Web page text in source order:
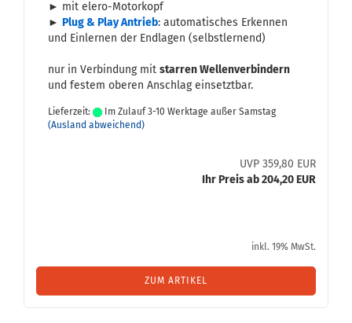
► mit elero-​Motorkopf
► Plug & Play An­trieb: au­to­ma­ti­sches Er­ken­nen
und Ein­ler­nen der End­la­gen (selbst­ler­nend)
nur in Ver­bin­dung mit star­ren Wel­len­ver­bin­dern
und fes­tem obe­ren An­schlag ein­setzt­bar.
Lieferzeit:
Im Zulauf 3-10 Werktage außer Samstag
(Ausland abweichend)
UVP 359,80 EUR
Ihr Preis ab 204,20 EUR
inkl. 19% MwSt.
ZUM ARTIKEL